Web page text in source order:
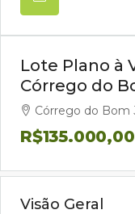
Lote Plano à
Córrego do
Córrego do Bom
R$135.000,00
Visão Geral